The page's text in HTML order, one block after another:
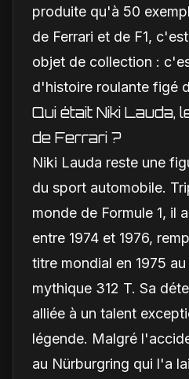
produite qu'à 50
de Ferrari et de F1,
objet de collection :
d'histoire roulante figé
Qui était Niki Lauda,
de Ferrari ?
Niki Lauda reste une
du sport automobile.
monde de Formule 1, il
entre 1974 et 1976,
titre mondial en 1975
mythique 312 T. Sa
alliée à un talent
légende. Malgré
au Nürburgring qui l'a